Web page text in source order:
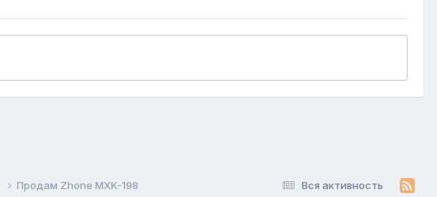
Вся активность
Продам Zhone MXK-198